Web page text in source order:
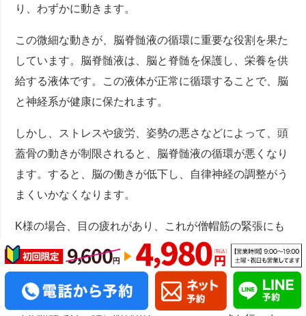
り、わずかに動きます。
この微細な動きが、脳脊髄液の循環に重要な役割を果た
しています。脳脊髄液は、脳と脊髄を保護し、栄養を供
給する液体です。この液体が正常に循環することで、脳
と神経系が健康に保たれます。
しかし、ストレスや疲労、姿勢の悪さなどによって、頭
蓋骨の動きが制限されると、脳脊髄液の循環が悪くなり
ます。すると、脳の働きが低下し、自律神経の調整がう
まくいかなくなります。
K様の場合、目の疲れがあり、これが僧帽筋の緊張にも
つながっていました。目の疲れは、脳の疲労と直結して
います。長時間の目の使用は、視神経を通じて脳に負担
をかけます。